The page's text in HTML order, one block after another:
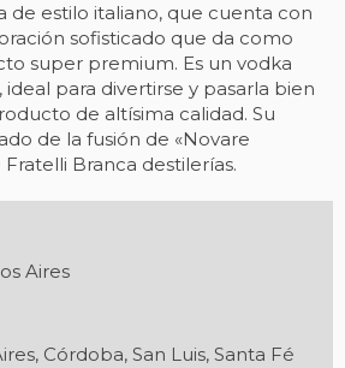
de estilo italiano, que cuenta con
sofisticado que da como
super premium. Es un vodka
para divertirse y pasarla bien
de altísima calidad. Su
de la fusión de «Novare
Branca destilerías.
Aires
Córdoba, San Luis, Santa Fé